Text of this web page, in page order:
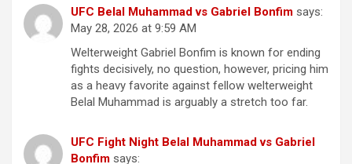
UFC Belal Muhammad vs Gabriel Bonfim says:
May 28, 2026 at 9:59 AM
Welterweight Gabriel Bonfim is known for ending
fights decisively, no question, however, pricing him
as a heavy favorite against fellow welterweight
Belal Muhammad is arguably a stretch too far.
UFC Fight Night Belal Muhammad vs Gabriel
Bonfim says: